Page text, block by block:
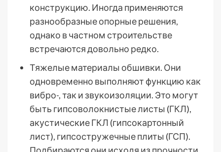
конструкцию. Иногда применяются
разнообразные опорные решения,
однако в частном строительстве
встречаются довольно редко.
Тяжелые материалы обшивки. Они
одновременно выполняют функцию как
вибро-, так и звукоизоляции. Это могут
быть гипсоволокнистые листы (ГКЛ),
акустические ГКЛ (гипсокартонный
лист), гипсостружечные плиты (ГСП).